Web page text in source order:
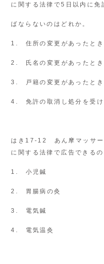
に関する法律で5日以内に免
ばならないのはどれか。
1. 住所の変更があったとき
2. 氏名の変更があったとき
3. 戸籍の変更があったとき
4. 免許の取消し処分を受け
はき17-12 あん摩マッサー
に関する法律で広告できるの
1. 小児鍼
2. 胃腸病の灸
3. 電気鍼
4. 電気温灸